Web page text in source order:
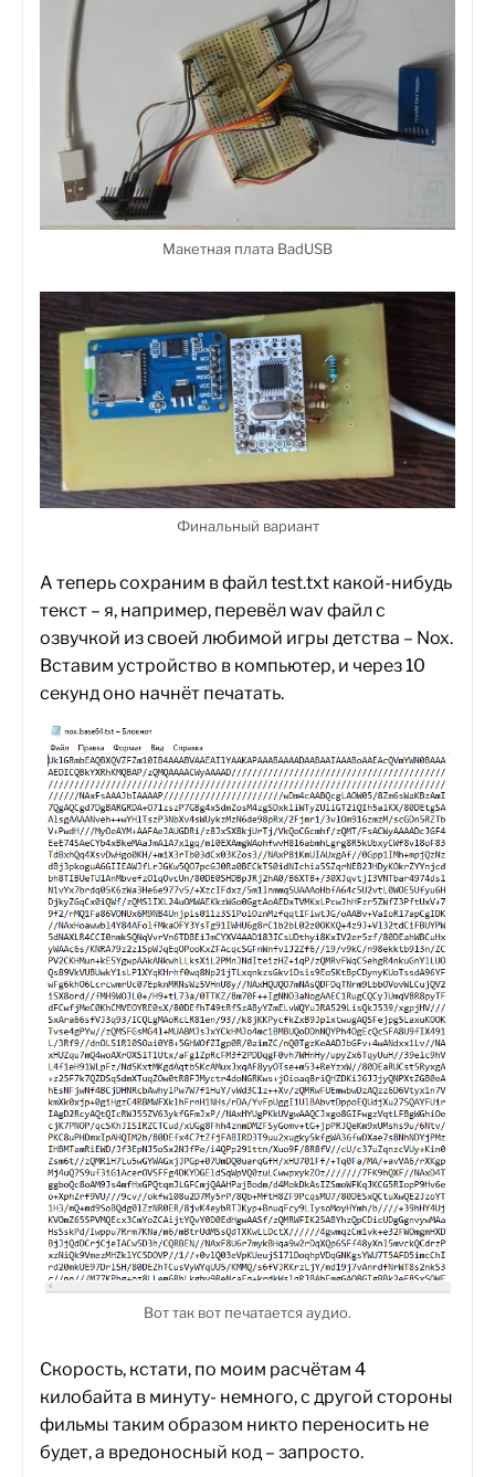
Макетная плата BadUSB
Финальный вариант
А теперь сохраним в файл test.txt какой-нибудь
текст – я, например, перевёл wav файл с
озвучкой из своей любимой игры детства – Nox.
Вставим устройство в компьютер, и через 10
секунд оно начнёт печатать.
Вот так вот печатается аудио.
Скорость, кстати, по моим расчётам 4
килобайта в минуту- немного, с другой стороны
фильмы таким образом никто переносить не
будет, а вредоносный код – запросто.